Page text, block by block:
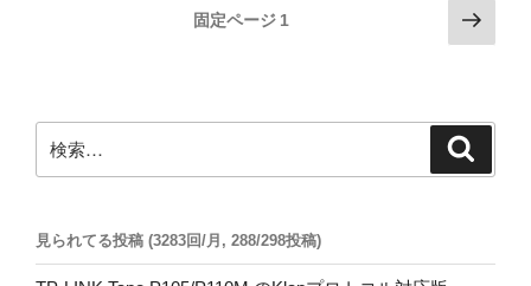
ー
ジ
り
固定ページ 1
次
の
ジ
索:
見られてる投稿 (3283回/月, 288/298投稿)